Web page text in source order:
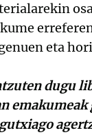
eta
dugu